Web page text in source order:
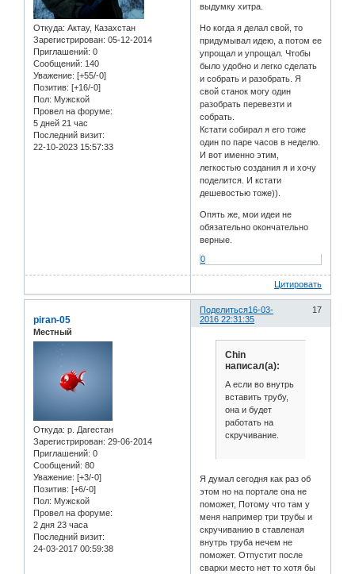
Откуда: Актау, Казахстан
Зарегистрирован: 05-12-2014
Приглашений: 0
Сообщений: 140
Уважение: [+55/-0]
Позитив: [+16/-0]
Пол: Мужской
Провел на форуме:
5 дней 21 час
Последний визит:
22-10-2023 15:57:33
выдумку хитра.
Но когда я делал свой, то
придумывал идею, а потом ее
упрощал и упрощал. Чтобы
было удобно и легко сделать
и собрать и разобрать. Я
свой станок могу один
разобрать перевезти и
собрать.
Кстати собирал я его тоже
один по паре часов в неделю.
И вот именно этим,
легкостью создания я и хочу
поделится. И кстати
дешевостью тоже)).
Опять же, мои идеи не
обязательно окончательно
верные.
0
Цитировать
Поделиться 17
16-03-
2016 22:31:35
piran-05
Местный
Откуда: р. Дагестан
Зарегистрирован: 29-06-2014
Приглашений: 0
Сообщений: 80
Уважение: [+3/-0]
Позитив: [+6/-0]
Пол: Мужской
Провел на форуме:
2 дня 23 часа
Последний визит:
24-03-2017 00:59:38
Chin
написал(а):
А если во внутрь
вставить трубу,
она и будет
работать на
скручивание.
Я думал сегодня как раз об
этом но на портале она не
поможет, Потому что там у
меня например три трубы и
скручиванию в ставленая
внутрь труба нечем не
поможет. Отпустит после
сварки место нет то хотя бы